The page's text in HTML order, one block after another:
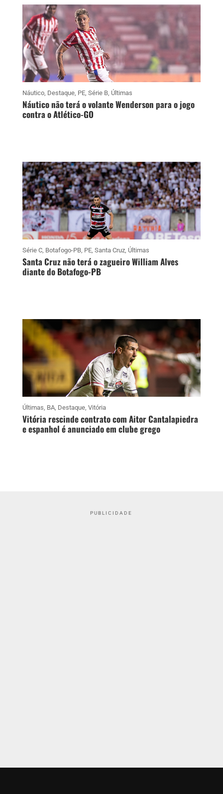
Náutico, Destaque, PE, Série B, Últimas
Náutico não terá o volante Wenderson para o jogo
contra o Atlético-GO
Série C, Botafogo-PB, PE, Santa Cruz, Últimas
Santa Cruz não terá o zagueiro William Alves
diante do Botafogo-PB
Últimas, BA, Destaque, Vitória
Vitória rescinde contrato com Aitor Cantalapiedra
e espanhol é anunciado em clube grego
PUBLICIDADE